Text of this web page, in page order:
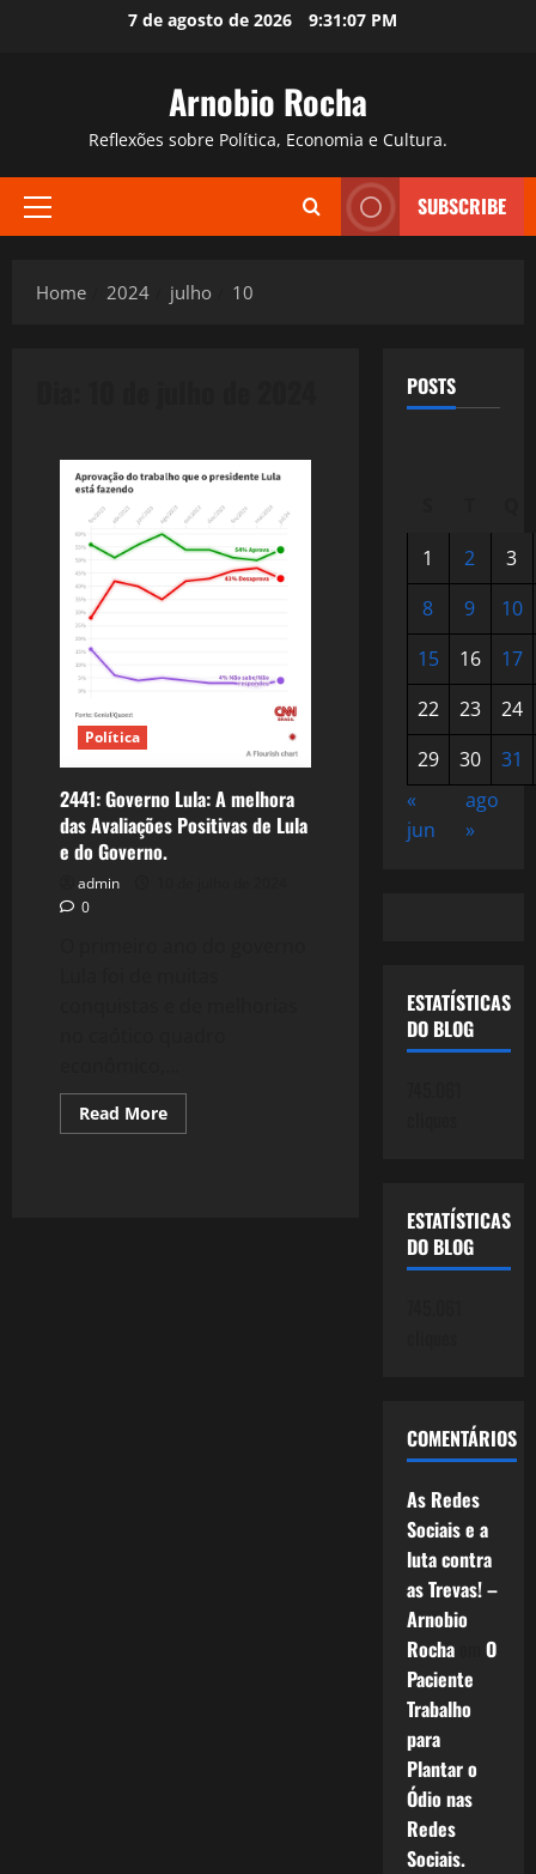
7 de agosto de 2026 9:31:08 PM
Arnobio Rocha
Reflexões sobre Política, Economia e Cultura.
Primary
SUBSCRIBE
Home 2024 julho 10
Política
2441: Governo Lula: A melhora
das Avaliações Positivas de Lula
e do Governo.
admin
0
Read MoreRead
more
POSTS
1
2
3
8
9
10
15
16
17
22
23
24
29
30
31
«
jun
ago
»
ESTATÍSTICAS
DO BLOG
ESTATÍSTICAS
DO BLOG
COMENTÁRIOS
As Redes
Sociais e a
luta contra
as Trevas! –
Arnobio
Rochaem O
Paciente
Trabalho
para
Plantar o
Ódio nas
Redes
Sociais.